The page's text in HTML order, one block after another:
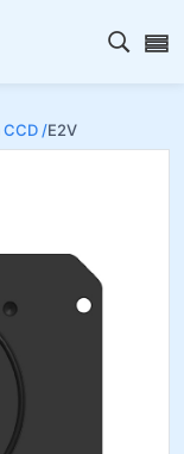
Abrir
/E2V